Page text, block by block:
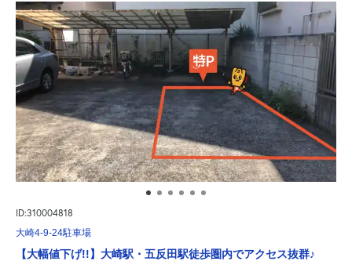
ID:310004818
大崎4-9-24駐車場
【大幅値下げ!!】大崎駅・五反田駅徒歩圏内でアクセス抜群♪